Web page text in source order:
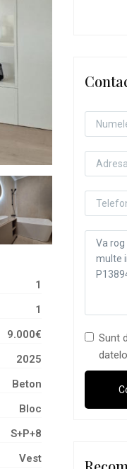
1
1
9.000€
2025
Beton
Bloc
S+P+8
Vest
Sunt